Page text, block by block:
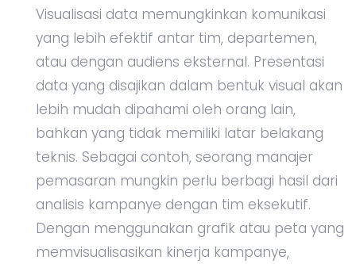
Visualisasi data memungkinkan komunikasi
yang lebih efektif antar tim, departemen,
atau dengan audiens eksternal. Presentasi
data yang disajikan dalam bentuk visual akan
lebih mudah dipahami oleh orang lain,
bahkan yang tidak memiliki latar belakang
teknis. Sebagai contoh, seorang manajer
pemasaran mungkin perlu berbagi hasil dari
analisis kampanye dengan tim eksekutif.
Dengan menggunakan grafik atau peta yang
memvisualisasikan kinerja kampanye,